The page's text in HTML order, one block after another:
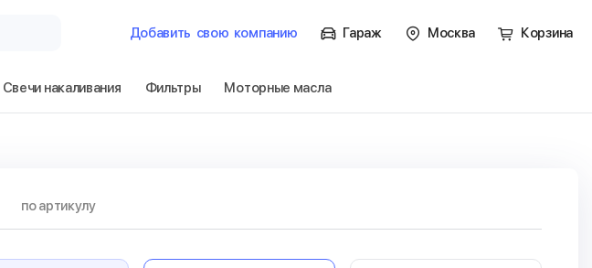
Добавить свою компанию Гараж Москва Корзина
Свечи накаливания Фильтры Моторные масла
по артикулу